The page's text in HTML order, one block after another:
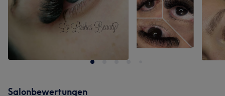
Salonbewertungen